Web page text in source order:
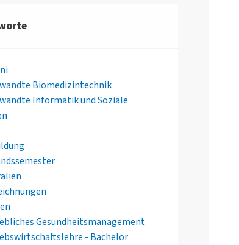
Biomedizintechnik
Informatik und Soziale
Gesundheitsmanagement
- Bachelor